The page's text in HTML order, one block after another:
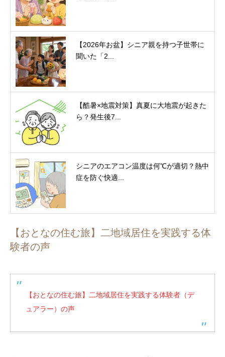
【2026年お盆】シニア親を持つ子世帯に
聞いた「2...
【酷暑×地震対策】真夏に大地震が起きた
ら？発生後7...
シニアのエアコン温度は何℃が適切？熱中
症を防ぐ快適...
【おとなの住む旅】二地域居住を実践する体
験者の声
【おとなの住む旅】二地域居住を実践する体験者（デ
ュアラー）の声